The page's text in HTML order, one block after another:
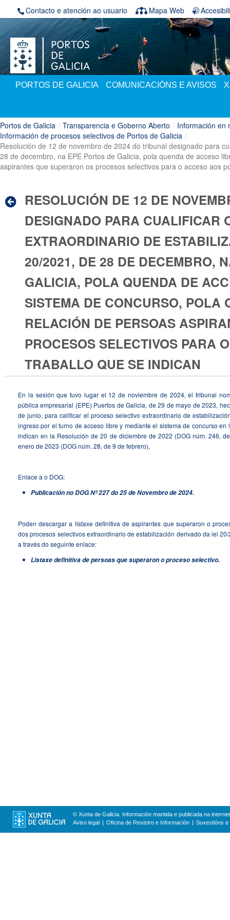
Volver ao contido
Contacto e atención ao usuario Mapa Web
PORTOS DE GALICIA COMUNICACIÓNS E AVISOS
Portos de Galicia / Transparencia e Goberno Aberto / Información en
Información de procesos selectivos de Portos de Galicia /
Resolución de 12 de novembro de 2024 do tribunal designado para
28 de decembro, na EPE Portos de Galicia, pola quenda de acceso
aspirantes que superaron os procesos selectivos para o acceso aos
RESOLUCIÓN DE 12 DE
DESIGNADO PARA CUALIFICAR
EXTRAORDINARIO DE
20/2021, DE 28 DE DECEMBRO,
GALICIA, POLA QUENDA DE
SISTEMA DE CONCURSO, POLA
RELACIÓN DE PERSOAS
PROCESOS SELECTIVOS PARA
TRABALLO QUE SE INDICAN
En la sesión que tuvo lugar el 12 de noviembre de 2024, el tribunal
pública empresarial (EPE) Puertos de Galicia, de 29 de mayo de 2023,
de junio, para calificar el proceso selectivo extraordinario de
ingreso por el turno de acceso libre y mediante el sistema de concurso
indican en la Resolución de 20 de diciembre de 2022 (DOG núm. 246,
enero de 2023 (DOG núm. 28, de 9 de febrero),
Enlace a o DOG:
Publicación no DOG Nº 227 do 25 de Novembro de 2024.
Poden descargar a listaxe definitiva de aspirantes que superaron o
dos procesos selectivos extraordinario de estabilización derivado da lei
a través do seguinte enlace:
Listaxe definitiva de persoas que superaron o proceso selectivo.
© Xunta de Galicia. Información mantida e publicada na
Aviso legal
Oficina de Rexistro e Información Suxestións e